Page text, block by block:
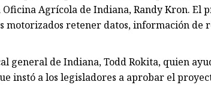
Oficina Agrícola de Indiana, Randy Kron.
motorizados retener datos, información de
general de Indiana, Todd Rokita, quien
instó a los legisladores a aprobar el